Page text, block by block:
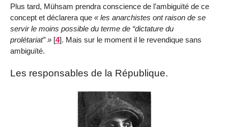
Plus tard, Mühsam prendra conscience de l’ambiguïté de ce
concept et déclarera que
les anarchistes ont raison de se
servir le moins possible du terme de dictature du
prolétariat
[4]. Mais sur le moment il le revendique sans
ambiguïté.
Les responsables de la République.